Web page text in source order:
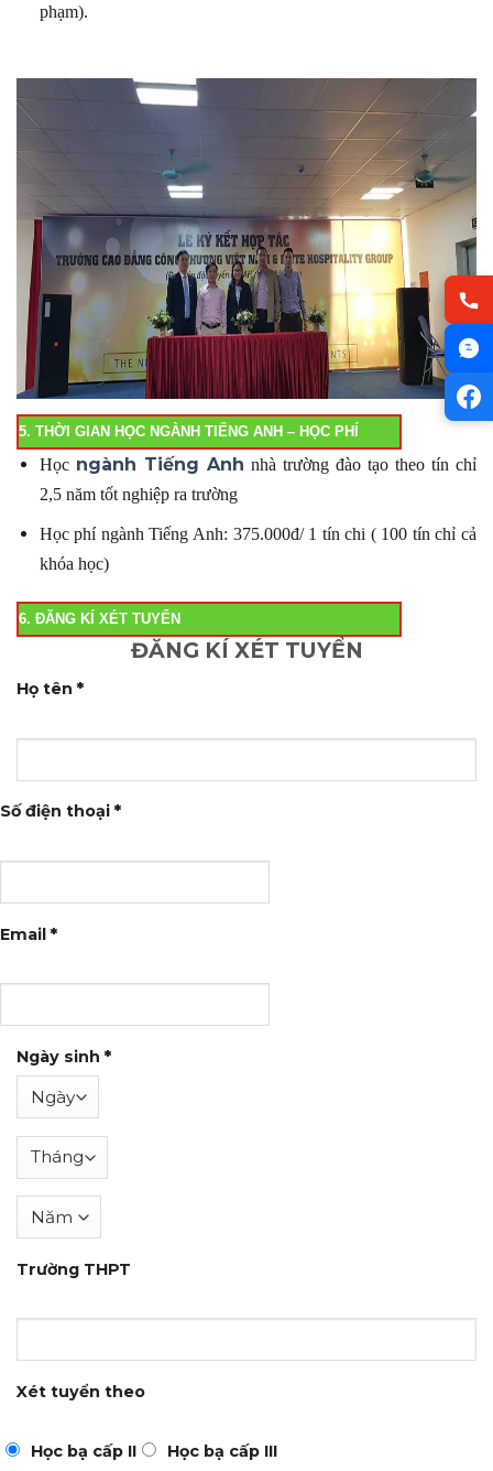
phạm).
5. THỜI GIAN HỌC NGÀNH TIẾNG ANH – HỌC PHÍ
Học ngành Tiếng Anh nhà trường đào tạo theo tín chỉ
2,5 năm tốt nghiệp ra trường
Học phí ngành Tiếng Anh: 375.000đ/ 1 tín chi ( 100 tín chỉ cả
khóa học)
6. ĐĂNG KÍ XÉT TUYỂN
ĐĂNG KÍ XÉT TUYỂN
Họ tên *
Số điện thoại *
Email *
Ngày sinh *
Trường THPT
Xét tuyển theo
Học bạ cấp II Học bạ cấp III